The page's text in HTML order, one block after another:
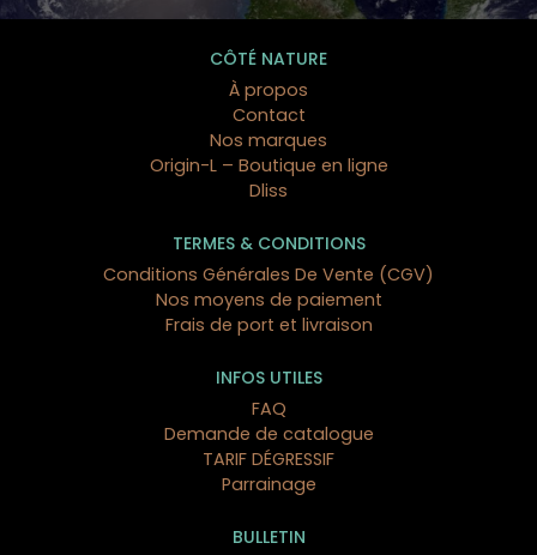
CÔTÉ NATURE
À propos
Contact
Nos marques
Origin-L – Boutique en ligne
Dliss
TERMES & CONDITIONS
Conditions Générales De Vente (CGV)
Nos moyens de paiement
Frais de port et livraison
INFOS UTILES
FAQ
Demande de catalogue
TARIF DÉGRESSIF
Parrainage
BULLETIN